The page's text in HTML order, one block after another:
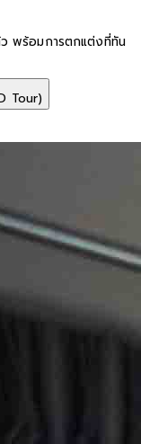
พร้อมการตกแต่งที่ทัน
Tour)